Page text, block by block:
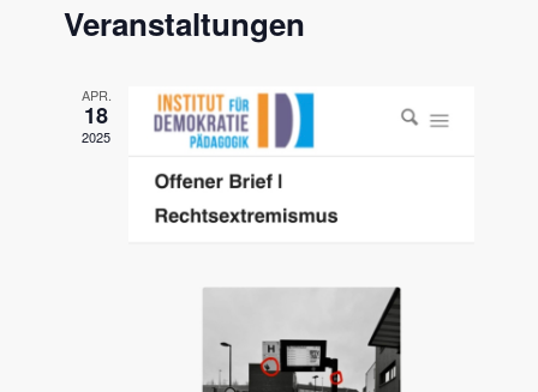
Veranstaltungen
APR.
18
2025